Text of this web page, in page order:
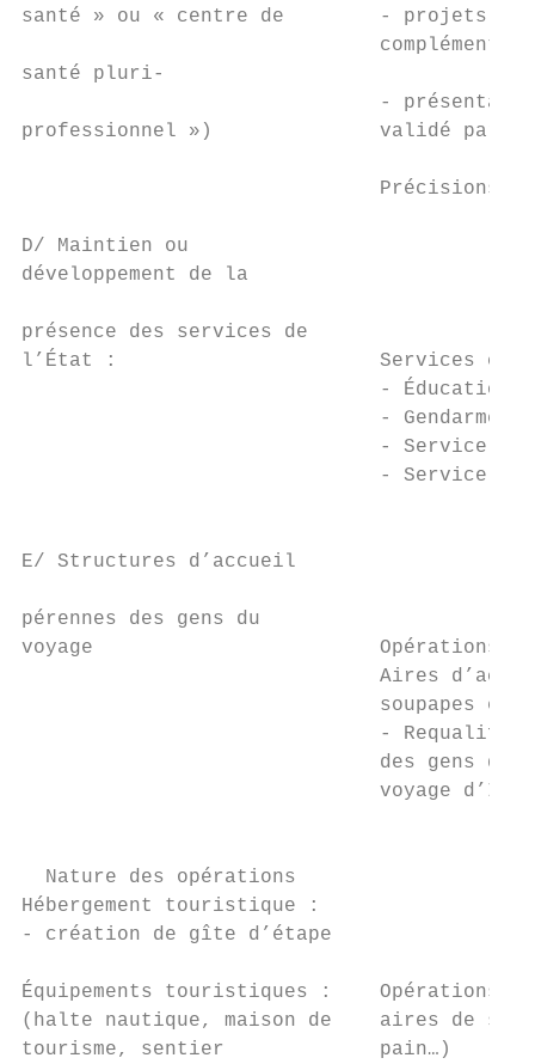
santé » ou « centre de        - projets
santé pluri-
-
professionnel »)              validé par
Précisions
D/ Maintien ou
développement de la
présence des services de
l’État :                      Services
- Éducation
-
- Service
- Service
E/ Structures d’accueil
pérennes des gens du
voyage                        Opérations
Aires
soupapes et
-
des gens du
voyage
Nature des opérations
Hébergement touristique :
- création de gîte d’étape
Équipements touristiques :    Opérations
(halte nautique, maison de    aires de
tourisme, sentier             pain…)